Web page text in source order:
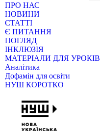
ПРО НАС
НОВИНИ
СТАТТІ
Є ПИТАННЯ
ПОГЛЯД
ІНКЛЮЗІЯ
МАТЕРІАЛИ ДЛЯ УРОКІВ
Аналітика
Дофамін для освіти
НУШ КОРОТКО